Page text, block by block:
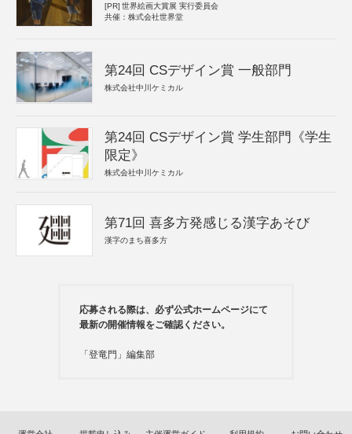
[PR] 世界絵画大賞展 実行委員会
共催：株式会社世界堂
第24回 CSデザイン賞 一般部門
株式会社中川ケミカル
第24回 CSデザイン賞 学生部門《学生
限定》
株式会社中川ケミカル
第71回 喜多方発感じる漢字あそび
漢字のまち喜多方
応募される際は、必ず公式ホームページにて
最新の開催情報をご確認ください。
「登竜門」編集部